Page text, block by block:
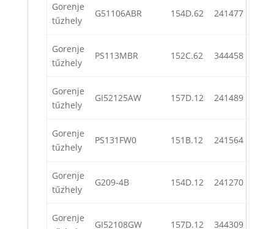
Gorenje
tűzhely
G51106ABR 154D.62 241477
Gorenje
tűzhely
PS113MBR 152C.62 344458
Gorenje
tűzhely
GI52125AW 157D.12 241489
Gorenje
tűzhely
PS131FW0 151B.12 241564
Gorenje
tűzhely
G209-4B 154D.12 241270
Gorenje
GI52108GW 157D.12 344309